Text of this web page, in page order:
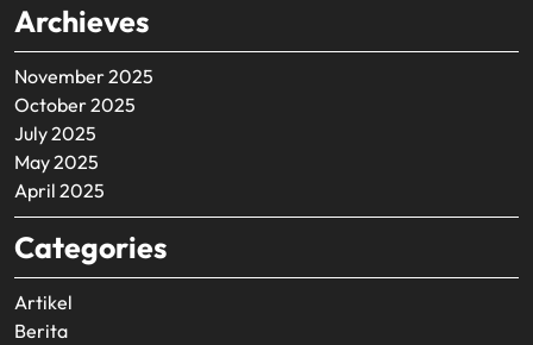
Archieves
November 2025
October 2025
July 2025
May 2025
April 2025
Categories
Artikel
Berita